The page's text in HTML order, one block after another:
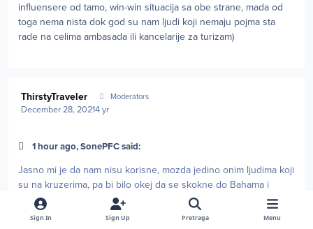
influensere od tamo, win-win situacija sa obe strane, mada od
toga nema nista dok god su nam ljudi koji nemaju pojma sta
rade na celima ambasada ili kancelarije za turizam)
ThirstyTraveler Moderators
December 28, 20214 yr
1 hour ago, SonePFC said:
Jasno mi je da nam nisu korisne, mozda jedino onim ljudima koji
su na kruzerima, pa bi bilo okej da se skokne do Bahama i
Svete Lucije jer su prelepe zemlje (a Bosancima ne treba viza
za iste recimo)
Sign In Sign Up Pretraga Menu